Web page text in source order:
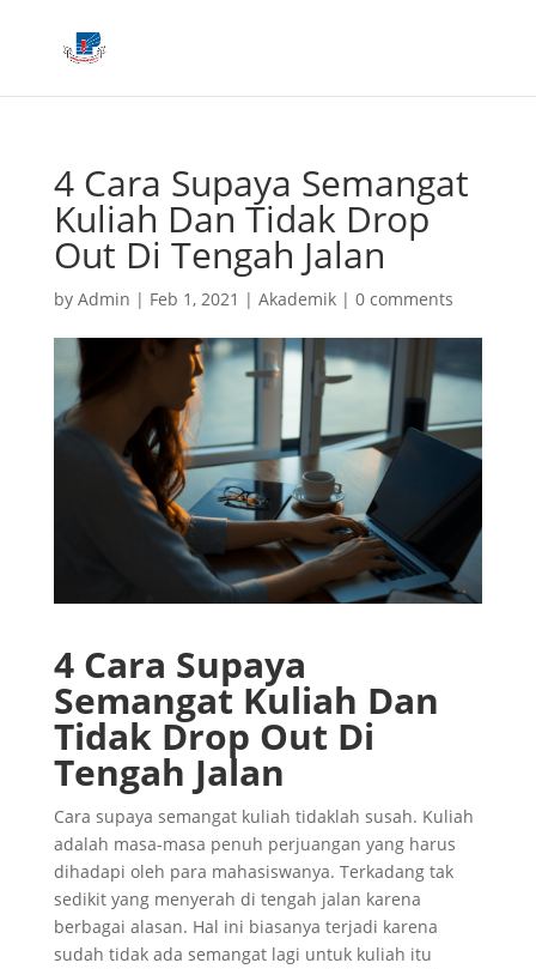
4 Cara Supaya Semangat
Kuliah Dan Tidak Drop
Out Di Tengah Jalan
by Admin | Feb 1, 2021 | Akademik| 0 comments
4 Cara Supaya
Semangat Kuliah Dan
Tidak Drop Out Di
Tengah Jalan
Cara supaya semangat kuliah tidaklah susah. Kuliah
adalah masa-masa penuh perjuangan yang harus
dihadapi oleh para mahasiswanya. Terkadang tak
sedikit yang menyerah di tengah jalan karena
berbagai alasan. Hal ini biasanya terjadi karena
sudah tidak ada semangat lagi untuk kuliah itu